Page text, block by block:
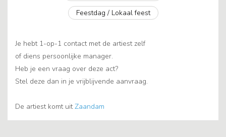
Feestdag / Lokaal feest
Je hebt 1-op-1 contact met de artiest zelf
of diens persoonlijke manager.
Heb je een vraag over deze act?
Stel deze dan in je vrijblijvende aanvraag.
De artiest komt uitZaandam